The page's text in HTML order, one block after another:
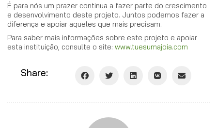
É para nós um prazer continua a fazer parte do crescimento
e desenvolvimento deste projeto. Juntos podemos fazer a
diferença e apoiar aqueles que mais precisam.
Para saber mais informações sobre este projeto e apoiar
esta instituição, consulte o site: www.tuesumajoia.com
Share: